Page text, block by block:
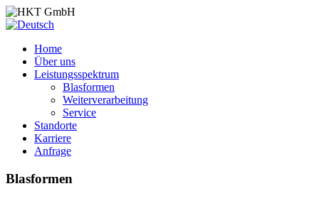
Home
Über uns
Leistungsspektrum
Blasformen
Weiterverarbeitung
Service
Standorte
Karriere
Anfrage
Blasformen